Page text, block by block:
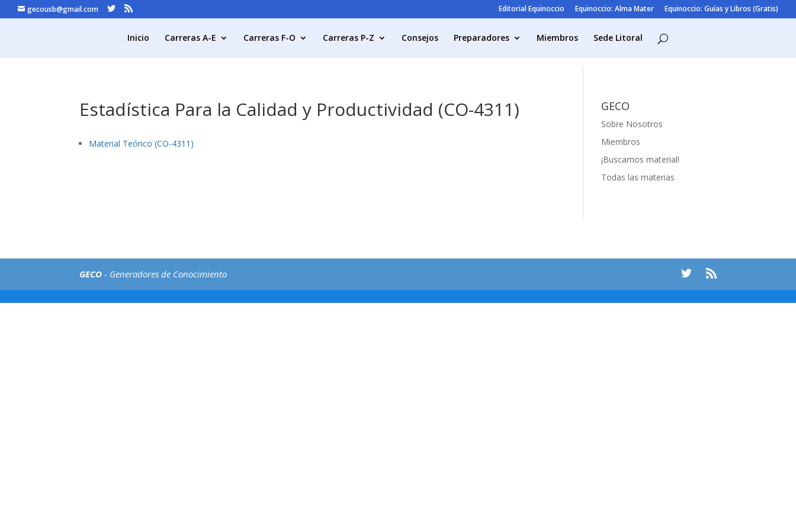
gecousb@gmail.com Editorial Equinoccio Equinoccio: Alma Mater Equinoccio: Guías y Libros (Gratis)
Inicio Carreras A-E Carreras F-O Carreras P-Z Consejos Preparadores Miembros Sede Litoral
Estadística Para la Calidad y Productividad (CO-4311)
Material Teórico (CO-4311)
GECO
Sobre Nosotros
Miembros
¡Buscamos material!
Todas las materias
GECO - Generadores de Conocimiento